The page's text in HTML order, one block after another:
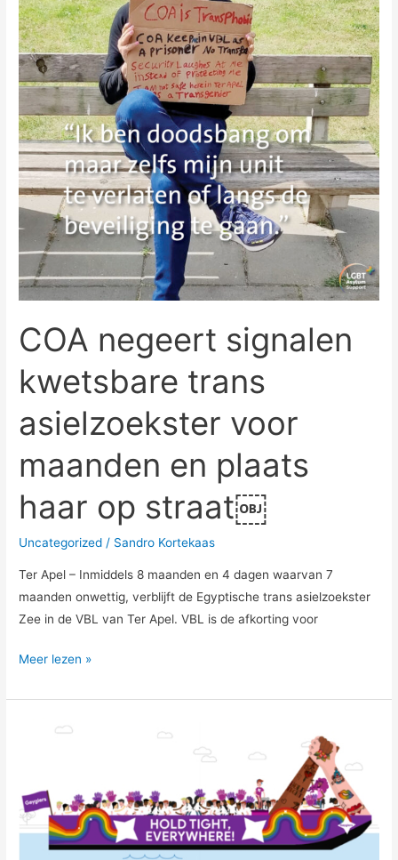
COA negeert signalen
kwetsbare trans
asielzoekster voor
maanden en plaats
haar op straat￼
Uncategorized / Sandro Kortekaas
Ter Apel – Inmiddels 8 maanden en 4 dagen waarvan 7
maanden onwettig, verblijft de Egyptische trans asielzoekster
Zee in de VBL van Ter Apel. VBL is de afkorting voor
op
straat
￼
Meer lezen »
samen
met
Gayglers